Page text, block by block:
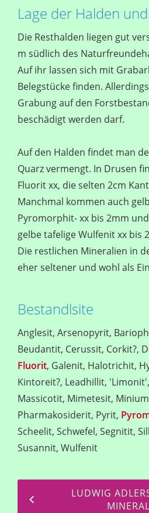
Lage der Halden
Die Resthalden liegen gut
m südlich des
Auf ihr lassen sich mit
Belegstücke finden.
Grabung auf den
beschädigt werden darf.
Auf den Halden findet man
Quarz vermengt. In Drusen
Fluorit xx, die selten 2cm
Manchmal kommen auch
Pyromorphit- xx bis 2mm
gelbe tafelige Wulfenit xx bis
Die restlichen Mineralien in
eher seltener und wohl als
Bestandlsite
Anglesit, Arsenopyrit,
Beudantit, Cerussit, Corkit?,
Fluorit, Galenit, Halotrichit,
Kintoreit?, Leadhillit,
Massicotit, Mimetesit,
Pharmakosiderit, Pyrit,
Scheelit, Schwefel, Segnitit,
Susannit, Wulfenit
LUDWIG